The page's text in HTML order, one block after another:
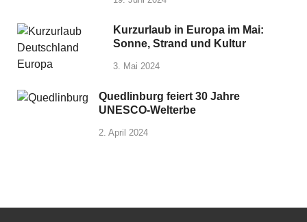
Kurzurlaub in Europa im Mai:
Sonne, Strand und Kultur
3. Mai 2024
Quedlinburg feiert 30 Jahre
UNESCO-Welterbe
2. April 2024